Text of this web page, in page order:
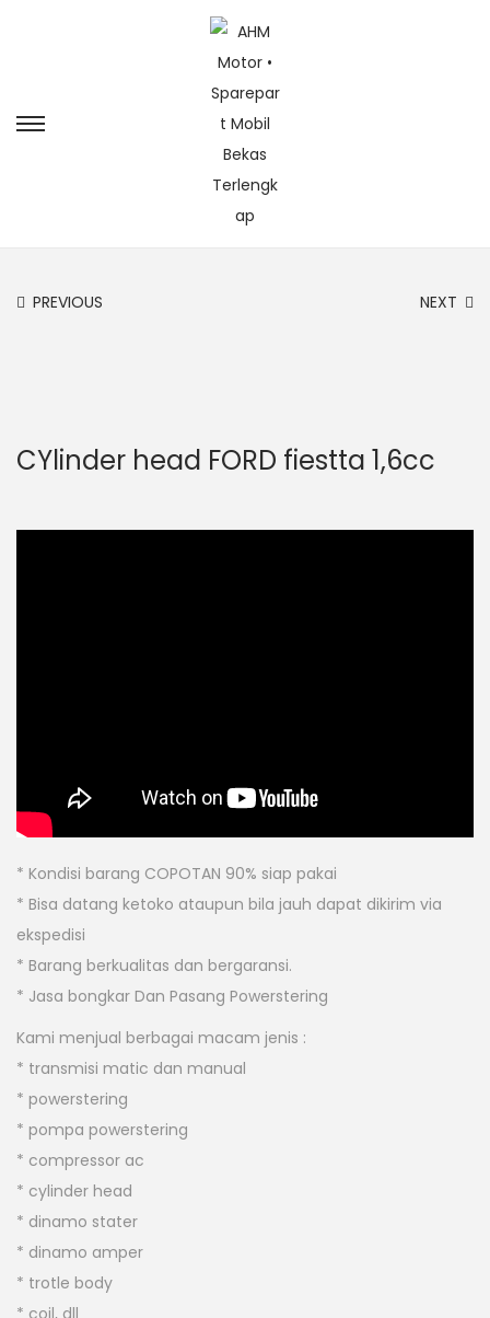
PREVIOUS NEXT
CYlinder head FORD fiestta 1,6cc
* Kondisi barang COPOTAN 90% siap pakai
* Bisa datang ketoko ataupun bila jauh dapat dikirim via
ekspedisi
* Barang berkualitas dan bergaransi.
* Jasa bongkar Dan Pasang Powerstering
Kami menjual berbagai macam jenis :
* transmisi matic dan manual
* powerstering
* pompa powerstering
* compressor ac
* cylinder head
* dinamo stater
* dinamo amper
* trotle body
* coil, dll